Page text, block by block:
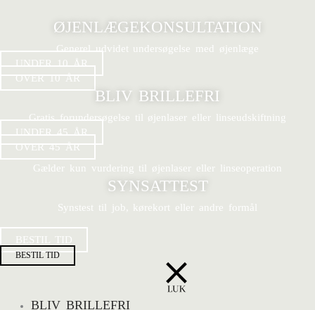
ØJENLÆGEKONSULTATION
Generel udvidet undersøgelse med øjenlæge
UNDER 10 ÅR
OVER 10 ÅR
BLIV BRILLEFRI
Gratis forundersøgelse til øjenlaser eller linseudskiftning
UNDER 45 ÅR
OVER 45 ÅR
Gælder kun vurdering til øjenlaser eller linseoperation
SYNSATTEST
Synstest til job, kørekort eller andre formål
BESTIL TID
BESTIL TID
BLIV BRILLEFRI